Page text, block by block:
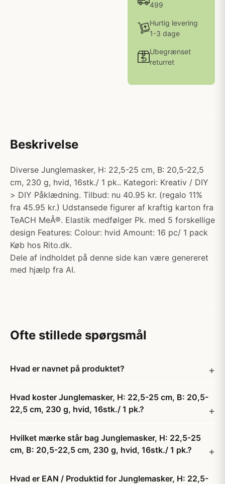
499
Hurtig levering
1-3 dage
Ubegrænset
returret
Beskrivelse
Diverse Junglemasker, H: 22,5-25 cm, B: 20,5-22,5
cm, 230 g, hvid, 16stk./ 1 pk.. Kategori: Kreativ / DIY
> DIY Påklædning. Tilbud: nu 40.95 kr. (regalo 11%
fra 45.95 kr.) Udstansede figurer af kraftig karton fra
TeACH MeÂ®. Elastik medfølger Pk. med 5 forskellige
design Features: Colour: hvid Amount: 16 pc/ 1 pack
Køb hos Rito.dk.
Dele af indholdet på denne side kan være genereret
med hjælp fra AI.
Ofte stillede spørgsmål
Hvad er navnet på produktet?
Hvad koster Junglemasker, H: 22,5-25 cm, B: 20,5-
22,5 cm, 230 g, hvid, 16stk./ 1 pk.?
Hvilket mærke står bag Junglemasker, H: 22,5-25
cm, B: 20,5-22,5 cm, 230 g, hvid, 16stk./ 1 pk.?
Hvad er EAN / Produktid for Junglemasker, H: 22,5-